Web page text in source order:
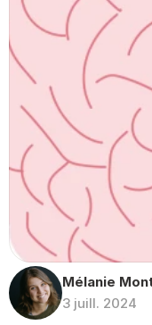
Mélanie
3 juill. 2024